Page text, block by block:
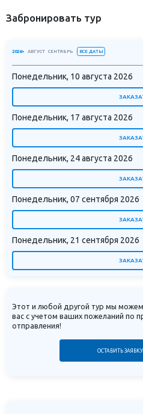
Невскую Лавру.
Забронировать тур
2026> АВГУСТ СЕНТЯБРЬ ВСЕ ДАТЫ
Понедельник, 10 августа 2026
Понедельник, 17 августа 2026
Понедельник, 24 августа 2026
Понедельник, 07 сентября 2026
Понедельник, 21 сентября 2026
Этот и любой другой тур мы
вас с учетом ваших пожеланий по
отправления!
ОСТАВИТЬ